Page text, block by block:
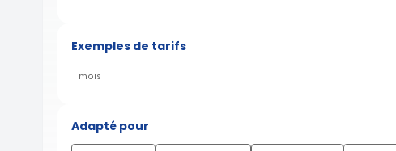
Exemples de tarifs
1 mois
Adapté pour